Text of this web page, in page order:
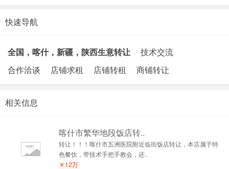
快速导航
全国，喀什，新疆，陕西生意转让
技术交流
合作洽谈
店铺求租 店铺转租 商铺转让
相关信息
喀什市繁华地段饭店转..
转让！！！喀什市五洲医院附近临街饭店转让，本店属于特
色餐饮，带技术手把手教会，还..
￥12万